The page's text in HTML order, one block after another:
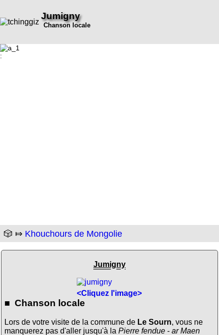
Jumigny
Chanson locale
:
🎲 ⤇ Khouchours de Mongolie
Jumigny
<Cliquez l'image>
■ Chanson locale
Lors de votre visite de la commune de Le Sourn, vous ne
manquerez pas d'aller jusqu'à la Pierre fendue- ar Maen